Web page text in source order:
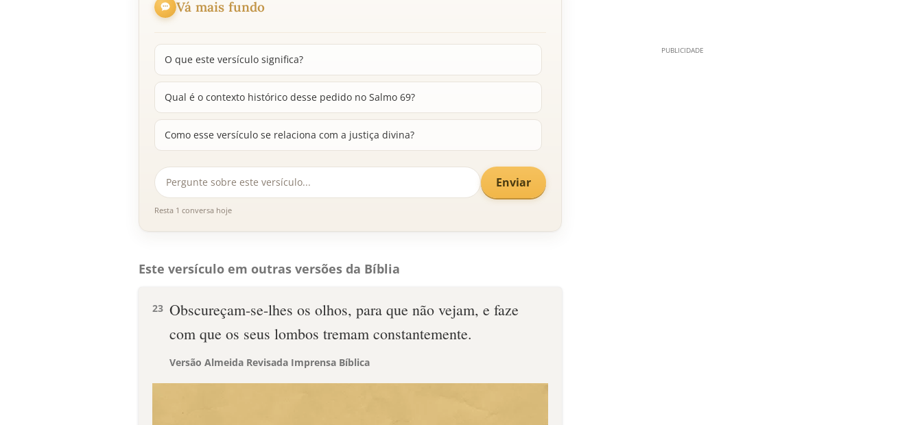
Vá mais fundo
O que este versículo significa?
Qual é o contexto histórico desse pedido no Salmo 69?
Como esse versículo se relaciona com a justiça divina?
Enviar
Resta 1 conversa hoje
Este versículo em outras versões da Bíblia
23 Obscureçam-se-lhes os olhos, para que não vejam, e faze
com que os seus lombos tremam constantemente.
Versão Almeida Revisada Imprensa Bíblica